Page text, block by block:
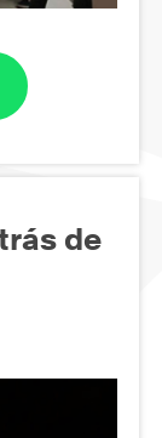
de